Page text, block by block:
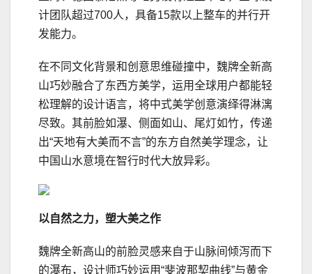
计团队超过700人，具备15款以上整车的并行开
发能力。
在不同文化背景和创意思维碰撞中，魏牌全新高
山巧妙融合了东西方美学，运用全球用户都能轻
松理解的设计语言，将中式美学创意演绎得淋漓
尽致。其前脸如瀑、侧面如山、尾灯如竹，传递
出“天地有大美而不言”的东方自然美学理念，让
中国山水意境在智行时代大放异彩。
以自然之力，塑大美之作
魏牌全新高山的前脸灵感来自于山脉间倾泻而下
的瀑布，设计师巧妙运用“斐波那契曲线”与黄金